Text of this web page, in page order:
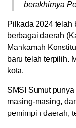
berakhirnya
Pilkada 2024 telah
berbagai daerah
Mahkamah
baru telah terpilih.
kota.
SMSI Sumut
masing-masing,
pemimpin daerah,